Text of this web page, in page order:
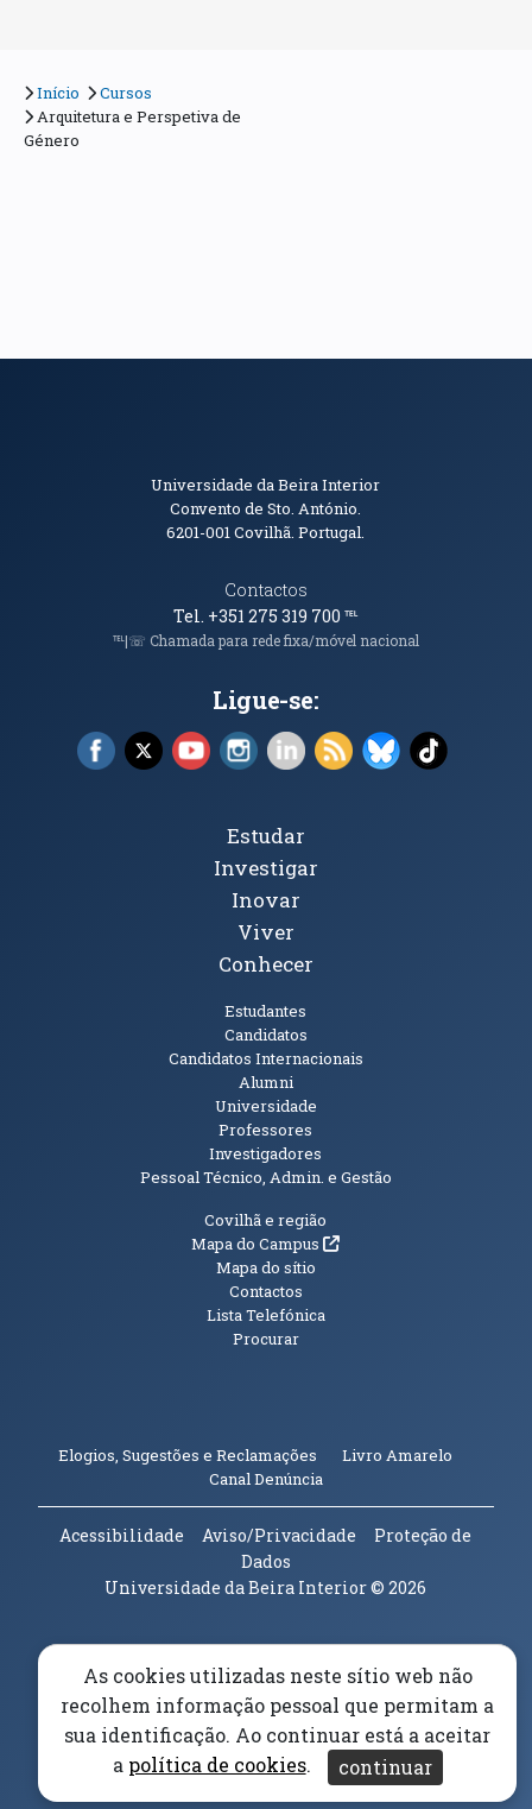
Início
Cursos
Arquitetura e Perspetiva de
Género
Informações de Contacto
Universidade da Beira Interior
Convento de Sto. António.
6201-001Covilhã. Portugal.
Contactos
Tel. +351 275 319 700℡
℡|☏ Chamada para rede fixa/móvel nacional
Ligue-se:
Facebook (abre em nova janela)
X (abre em nova janela)
YouTube (abre em nova janela)
Instagram (abre em nova janela)
LinkedIn (abre em nova
RSS (abre em nova
Bluesky (abre
TikTok
Tópicos Principais
Estudar
Investigar
Inovar
Viver
Conhecer
Estudantes
Candidatos
Candidatos Internacionais
Alumni
Universidade
Professores
Investigadores
Pessoal Técnico, Admin. e Gestão
Informações Adicionais
Covilhã e região
Mapa do Campus(abre em nova janela)
Mapa do sítio
Contactos
Lista Telefónica
Procurar
Elogios, Sugestões e Reclamações Livro Amarelo
Canal Denúncia(abre em nova janela)
Acessibilidade Aviso/Privacidade
Proteção de
Dados
Universidade da Beira Interior© 2026
Parceiros e Financiadores
(abre em nova janela)
(abre em nova janela)
As cookies utilizadas neste sítio web não
recolhem informação pessoal que permitam a
sua identificação. Ao continuar está a aceitar
a política de cookies. continuar